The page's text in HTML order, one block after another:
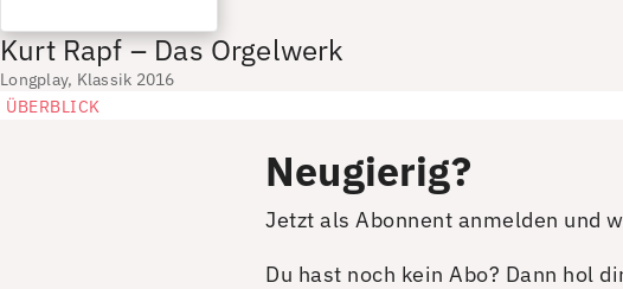
Kurt Rapf – Das Orgelwerk
Longplay, Klassik 2016
ÜBERBLICK
Neugierig?
Jetzt als Abonnent anmelden und
Du hast noch kein Abo? Dann hol